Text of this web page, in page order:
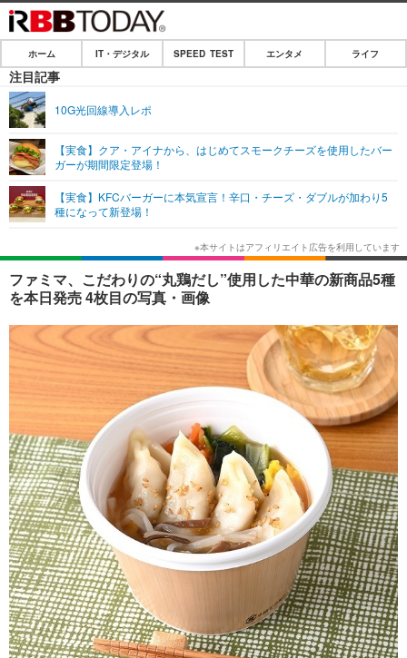
ホーム
IT・デジタル
ネタ
ショッピング その他
SPEED TEST
エンタメ
エンタメTOP
韓国・芸能
音楽 スポーツ
ショッピング その他
ライフ
ライフTOP グルメ
ペット ショッピング
その他
リリース一覧
プッシュ通知の停止方法
ホーム IT・デジタル SPEED TEST エンタメ ライフ
注目記事
10G光回線導入レポ
【実食】クア・アイナから、はじめてスモークチーズを使用したバー
ガーが期間限定登場！
【実食】KFCバーガーに本気宣言！辛口・チーズ・ダブルが加わり5
種になって新登場！
ファミマ、こだわりの“丸鶏だし”使用した中華の新商品5種
を本日発売 4枚目の写真・画像